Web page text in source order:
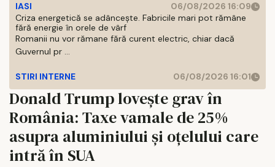
IASI
06/08/2026 16:09
Criza energetică se adâncește. Fabricile mari pot rămâne
fără energie în orele de vârf
Romanii nu vor rămane fără curent electric, chiar dacă
Guvernul pr ...
STIRI INTERNE 06/08/2026 16:01
Donald Trump lovește grav în
România: Taxe vamale de 25%
asupra aluminiului şi oţelului care
intră în SUA